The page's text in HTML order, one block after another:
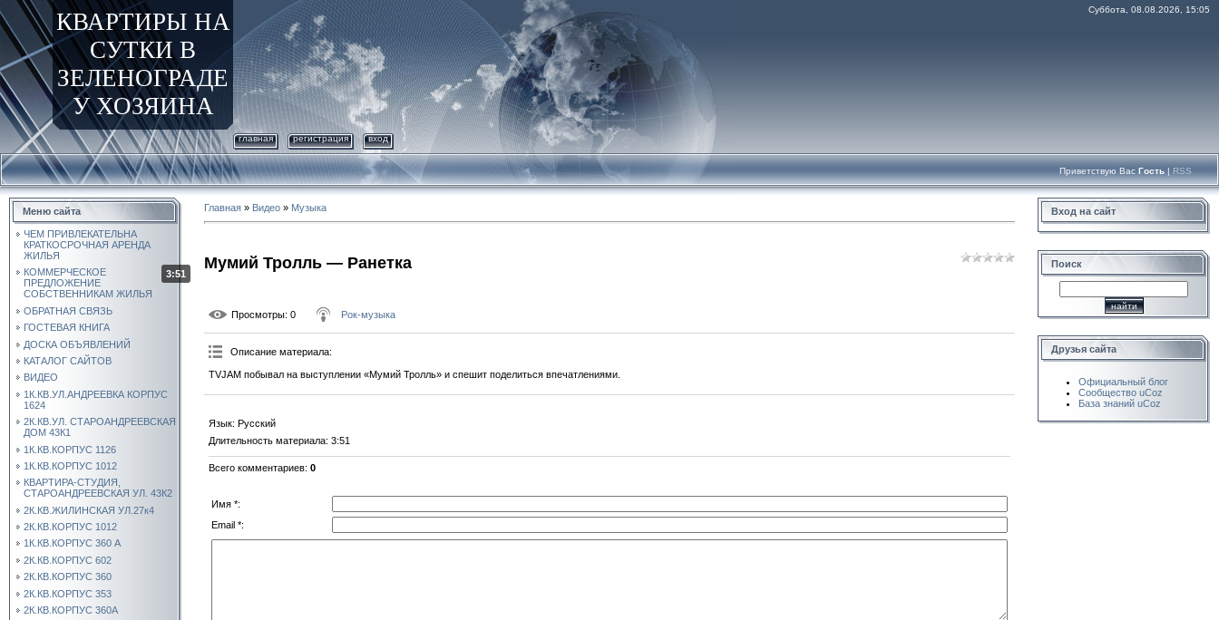
КВАРТИРЫ НА
СУТКИ В
ЗЕЛЕНОГРАДЕ
У ХОЗЯИНА
Суббота, 08.08.2026, 15:05
главная регистрация вход
Приветствую Вас Гость | RSS
Меню сайта
ЧЕМ ПРИВЛЕКАТЕЛЬНА
КРАТКОСРОЧНАЯ АРЕНДА
ЖИЛЬЯ
КОММЕРЧЕСКОЕ
ПРЕДЛОЖЕНИЕ
СОБСТВЕННИКАМ ЖИЛЬЯ
ОБРАТНАЯ СВЯЗЬ
ГОСТЕВАЯ КНИГА
ДОСКА ОБЪЯВЛЕНИЙ
КАТАЛОГ САЙТОВ
ВИДЕО
1К.КВ.УЛ.АНДРЕЕВКА КОРПУС
1624
2К.КВ.УЛ. СТАРОАНДРЕЕВСКАЯ
ДОМ 43К1
1К.КВ.КОРПУС 1126
1К.КВ.КОРПУС 1012
КВАРТИРА-СТУДИЯ,
СТАРОАНДРЕЕВСКАЯ УЛ. 43К2
2К.КВ.ЖИЛИНСКАЯ УЛ.27к4
2К.КВ.КОРПУС 1012
1К.КВ.КОРПУС 360 А
2К.КВ.КОРПУС 602
2К.КВ.КОРПУС 360
2К.КВ.КОРПУС 353
2К.КВ.КОРПУС 360А
Главная » Видео » Музыка
Мумий Тролль — Ранетка
3:51
Просмотры: 0 Рок-музыка
Описание материала:
TVJAM побывал на выступлении «Мумий Тролль» и спешит поделиться впечатлениями.
Язык: Русский
Длительность материала: 3:51
Всего комментариев: 0
Имя *:
Email *:
Вход на сайт
Поиск
Друзья сайта
Официальный блог
Сообщество uCoz
База знаний uCoz